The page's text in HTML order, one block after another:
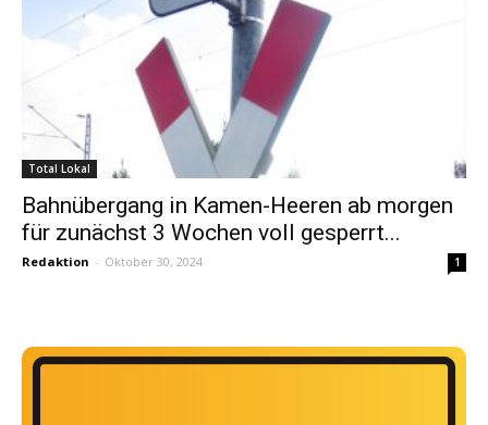
Total Lokal
Bahnübergang in Kamen-Heeren ab morgen
für zunächst 3 Wochen voll gesperrt...
Redaktion - Oktober 30, 2024 1